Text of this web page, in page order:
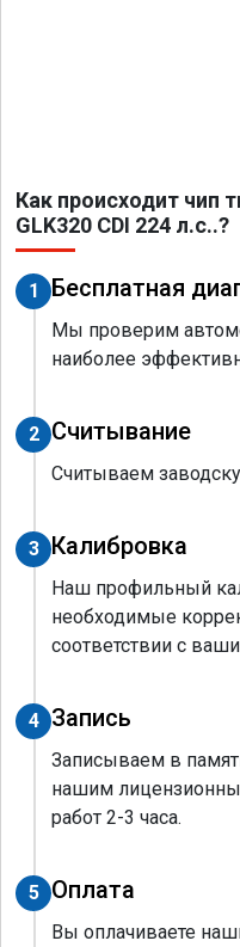
Как происходит чип
GLK320 CDI 224 л.с..?
1 Бесплатная
Мы проверим
наиболее
2 Считывание
Считываем
3 Калибровка
Наш профильный
необходимые
соответствии с
4 Запись
Записываем в
нашим
работ 2-3 часа.
5 Оплата
Вы оплачиваете